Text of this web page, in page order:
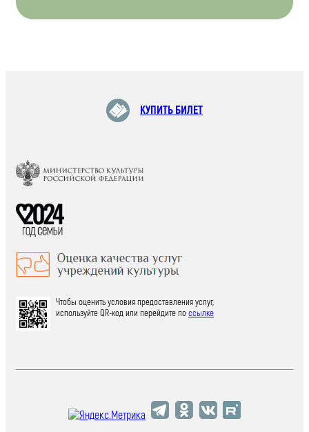
КУПИТЬ БИЛЕТ
Чтобы оценить условия предоставления услуг,
используйте QR-код или перейдите поссылке